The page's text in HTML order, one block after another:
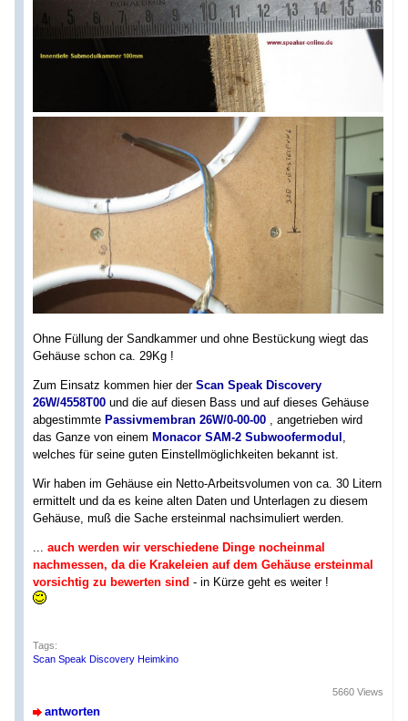
Ohne Füllung der Sandkammer und ohne Bestückung wiegt das
Gehäuse schon ca. 29Kg !
Zum Einsatz kommen hier der Scan Speak Discovery
26W/4558T00 und die auf diesen Bass und auf dieses Gehäuse
abgestimmte Passivmembran 26W/0-00-00 , angetrieben wird
das Ganze von einem Monacor SAM-2 Subwoofermodul ,
welches für seine guten Einstellmöglichkeiten bekannt ist.
Wir haben im Gehäuse ein Netto-Arbeitsvolumen von ca. 30 Litern
ermittelt und da es keine alten Daten und Unterlagen zu diesem
Gehäuse, muß die Sache ersteinmal nachsimuliert werden.
... auch werden wir verschiedene Dinge nocheinmal
nachmessen, da die Krakeleien auf dem Gehäuse ersteinmal
vorsichtig zu bewerten sind - in Kürze geht es weiter !
Tags:
Scan Speak Discovery Heimkino
antworten
5660 Views